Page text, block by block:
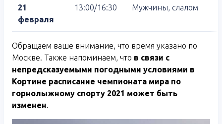
21
февраля
13:00/16:30 Мужчины, слалом
Обращаем ваше внимание, что время указано по
Москве. Также напоминаем, что в связи с
непредсказуемыми погодными условиями в
Кортине расписание чемпионата мира по
горнолыжному спорту 2021 может быть
изменен.